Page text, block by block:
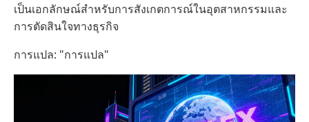
เป็นเอกลักษณ์สำหรับการสังเกตการณ์ในอุตสาหกรรมและ
การตัดสินใจทางธุรกิจ
การแปล: "การแปล"